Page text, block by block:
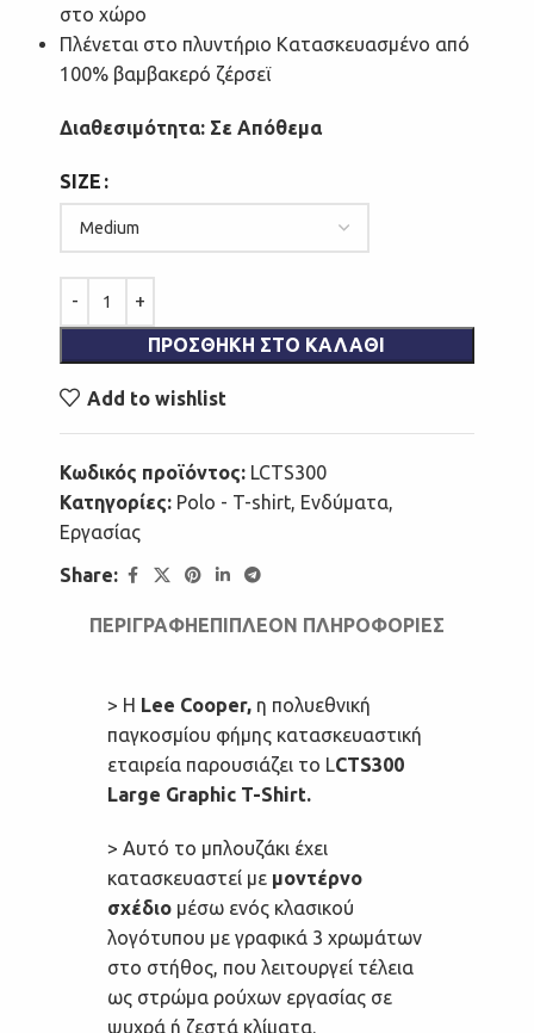
στο χώρο
Πλένεται στο πλυντήριο Κατασκευασμένο από
100% βαμβακερό ζέρσεϊ
Διαθεσιμότητα: Σε Απόθεμα
SIZE
ΠΡΟΣΘΉΚΗ ΣΤΟ ΚΑΛΆΘΙ
Add to wishlist
Κωδικός προϊόντος: LCTS300
Κατηγορίες: Polo - T-shirt, Ενδύματα,
Εργασίας
Share:
ΠΕΡΙΓΡΑΦΉΕΠΙΠΛΈΟΝ ΠΛΗΡΟΦΟΡΊΕΣ
> Η Lee Cooper, η πολυεθνική
παγκοσμίου φήμης κατασκευαστική
εταιρεία παρουσιάζει το LCTS300
Large Graphic T-Shirt.
> Αυτό το μπλουζάκι έχει
κατασκευαστεί με μοντέρνο
σχέδιο μέσω ενός κλασικού
λογότυπου με γραφικά 3 χρωμάτων
στο στήθος, που λειτουργεί τέλεια
ως στρώμα ρούχων εργασίας σε
ψυχρά ή ζεστά κλίματα.